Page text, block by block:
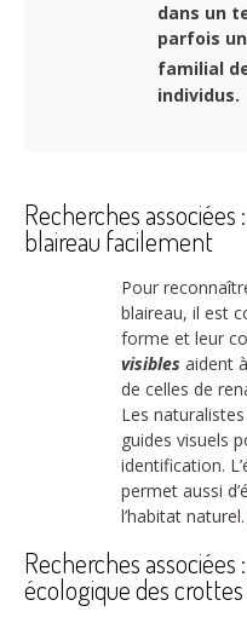
dans un
parfois
familial
individus.
Recherches
blaireau facilement
Pour
blaireau, il est
forme et leur
visibles aident
de celles de
Les
guides visuels
identification.
permet aussi
l’habitat naturel.
Recherches
écologique des